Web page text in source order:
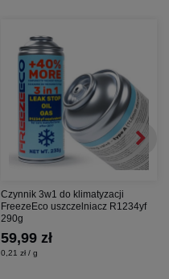
Czynnik 3w1 do klimatyzacji
FreezeEco uszczelniacz R1234yf
290g
59,99 zł
0,21 zł / g